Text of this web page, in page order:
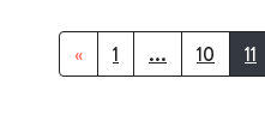
« 1 ... 10 11